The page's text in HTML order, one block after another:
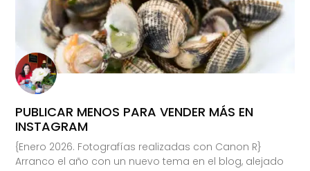
PUBLICAR MENOS PARA VENDER MÁS EN
INSTAGRAM
{Enero 2026. Fotografías realizadas con Canon R}
Arranco el año con un nuevo tema en el blog, alejado